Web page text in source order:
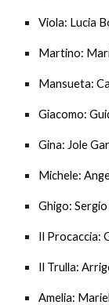
Viola: Lucia
Martino:
Mansueta:
Giacomo:
Gina: Jole
Michele:
Ghigo:
Il Procaccia:
Il Trulla:
Amelia: